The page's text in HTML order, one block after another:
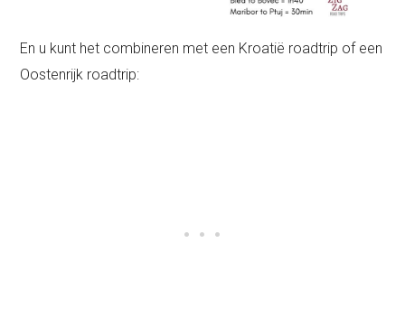
En u kunt het combineren met een Kroatië roadtrip of een
Oostenrijk roadtrip: